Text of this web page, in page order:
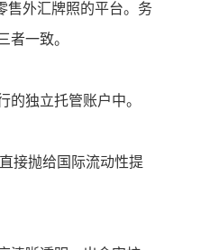
售外汇牌照的平台。务
者一致。
独立托管账户中。
接抛给国际流动性提